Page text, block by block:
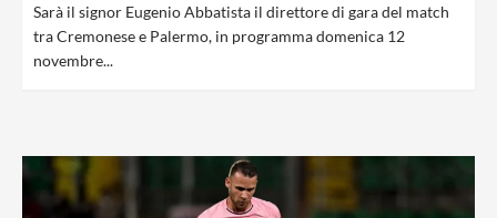
Sarà il signor Eugenio Abbatista il direttore di gara del match
tra Cremonese e Palermo, in programma domenica 12
novembre...